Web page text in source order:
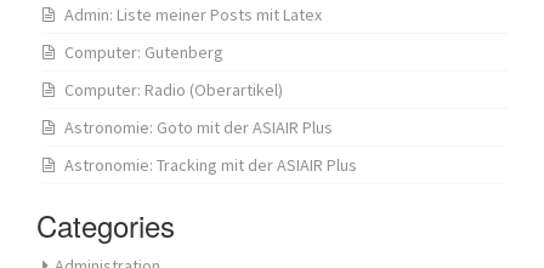
Admin: Liste meiner Posts mit Latex
Computer: Gutenberg
Computer: Radio (Oberartikel)
Astronomie: Goto mit der ASIAIR Plus
Astronomie: Tracking mit der ASIAIR Plus
Categories